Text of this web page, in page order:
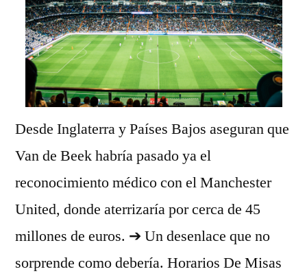
Desde Inglaterra y Países Bajos aseguran que
Van de Beek habría pasado ya el
reconocimiento médico con el Manchester
United, donde aterrizaría por cerca de 45
millones de euros. ➔ Un desenlace que no
sorprende como debería. Horarios De Misas